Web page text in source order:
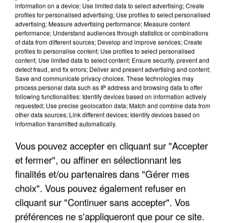
Un second cadre de la DZ Mafia interpellé en
Algérie
Un cofondateur du réseau avait été interpellé
quelques jours plus tôt.
information on a device; Use limited data to select advertising; Create
profiles for personalised advertising; Use profiles to select personalised
advertising; Measure advertising performance; Measure content
performance; Understand audiences through statistics or combinations
of data from different sources; Develop and improve services; Create
profiles to personalise content; Use profiles to select personalised
content; Use limited data to select content; Ensure security, prevent and
detect fraud, and fix errors; Deliver and present advertising and content;
Save and communicate privacy choices. These technologies may
process personal data such as IP address and browsing data to offer
following functionalities: Identify devices based on information actively
requested; Use precise geolocation data; Match and combine data from
other data sources; Link different devices; Identify devices based on
information transmitted automatically.
Vous pouvez accepter en cliquant sur "Accepter
et fermer", ou affiner en sélectionnant les
finalités et/ou partenaires dans "Gérer mes
choix". Vous pouvez également refuser en
cliquant sur "Continuer sans accepter". Vos
préférences ne s'appliqueront que pour ce site.